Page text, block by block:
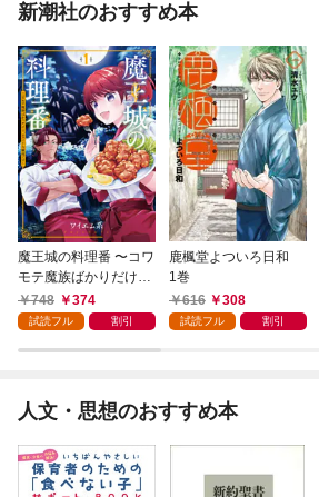
新潮社のおすすめ本
魔王城の料理番 〜コワ
モテ魔族ばかりだけ
ど、ホワイトな職場で
す〜 1巻
748 374
試読フル 割引
鹿楓堂よついろ日和
1巻
616
308
試読フル 割引
人文・思想のおすすめ本